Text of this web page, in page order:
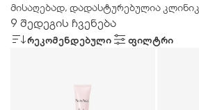
მისაღებად, დადასტურებულია
9 შედეგის ჩვენება
ᲠᲔᲙᲝᲛᲔᲜᲓᲔᲑᲣᲚᲘ ᲤᲘᲚᲢᲠᲘ